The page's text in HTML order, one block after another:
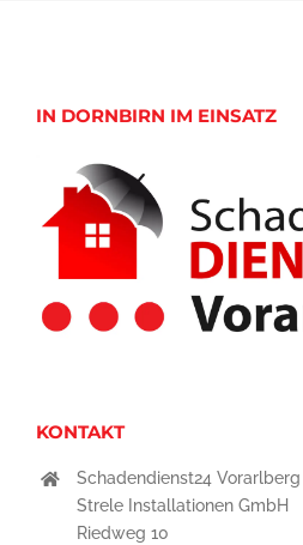
IN DORNBIRN IM EINSATZ
KONTAKT
Schadendienst24 Vorarlberg
Strele Installationen GmbH
Riedweg 10